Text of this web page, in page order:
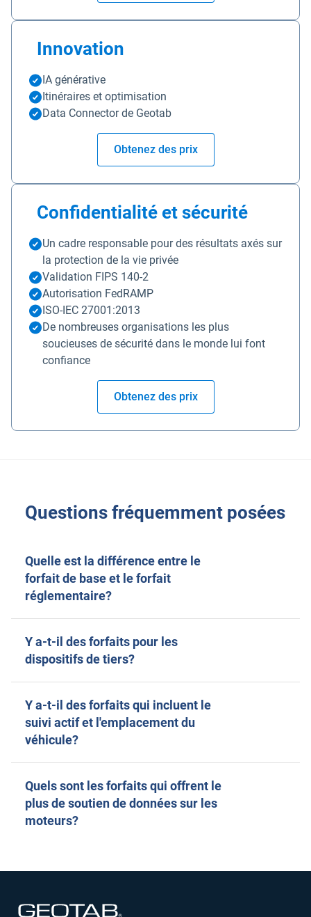
Innovation
IA générative
Itinéraires et optimisation
Data Connector de Geotab
Obtenez des prix
Confidentialité et sécurité
Un cadre responsable pour des résultats axés sur
la protection de la vie privée
Validation FIPS 140-2
Autorisation FedRAMP
ISO-IEC 27001:2013
De nombreuses organisations les plus
soucieuses de sécurité dans le monde lui font
confiance
Obtenez des prix
Questions fréquemment posées
Quelle est la différence entre le
forfait de base et le forfait
réglementaire?
Y a-t-il des forfaits pour les
dispositifs de tiers?
Y a-t-il des forfaits qui incluent le
suivi actif et l'emplacement du
véhicule?
Quels sont les forfaits qui offrent le
plus de soutien de données sur les
moteurs?